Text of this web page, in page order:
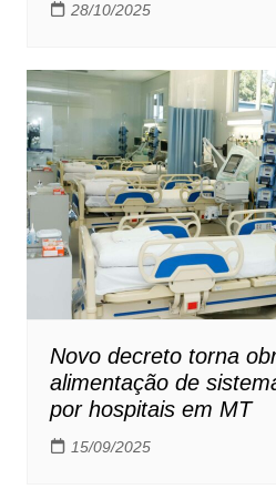
28/10/2025
Novo decreto torna
alimentação de
por hospitais em MT
15/09/2025